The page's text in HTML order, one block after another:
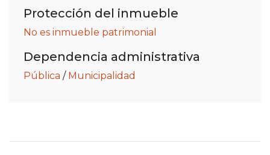
Protección del inmueble
No es inmueble patrimonial
Dependencia administrativa
Pública / Municipalidad